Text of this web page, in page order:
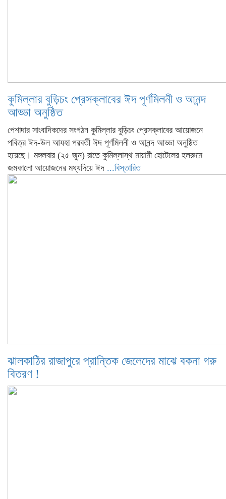
কুমিল্লার বুড়িচং প্রেসক্লাবের ঈদ পূর্ণমিলনী ও আনন্দ
আড্ডা অনুষ্ঠিত
পেশাদার সাংবাদিকদের সংগঠন কুমিল্লার বুড়িচং প্রেসক্লাবের আয়োজনে
পবিত্র ঈদ-উল আযহা পরবর্তী ঈদ পূর্ণমিলনী ও আনন্দ আড্ডা অনুষ্ঠিত
হয়েছে। মঙ্গলবার (২৫ জুন) রাতে কুমিল্লাস্থ মায়ামী হোটেলের হলরুমে
জমকালো আয়োজনের মধ্যদিয়ে ঈদ ...বিস্তারিত
ঝালকাঠির রাজাপুরে প্রান্তিক জেলেদের মাঝে বকনা গরু
বিতরণ !